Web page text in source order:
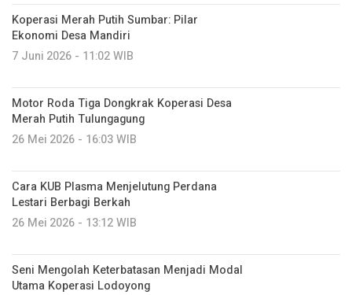
Koperasi Merah Putih Sumbar: Pilar
Ekonomi Desa Mandiri
7 Juni 2026 - 11:02 WIB
Motor Roda Tiga Dongkrak Koperasi Desa
Merah Putih Tulungagung
26 Mei 2026 - 16:03 WIB
Cara KUB Plasma Menjelutung Perdana
Lestari Berbagi Berkah
26 Mei 2026 - 13:12 WIB
Seni Mengolah Keterbatasan Menjadi Modal
Utama Koperasi Lodoyong